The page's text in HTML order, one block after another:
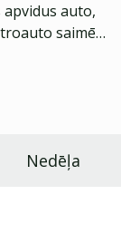
auto,
saimē
Nedēļa